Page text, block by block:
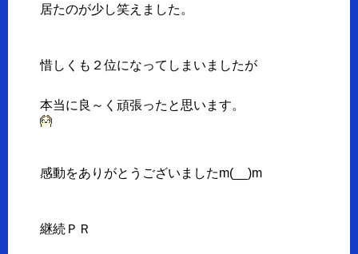
居たのが少し笑えました。
惜しくも２位になってしまいましたが
本当に良～く頑張ったと思います。
感動をありがとうございましたm(__)m
継続ＰＲ